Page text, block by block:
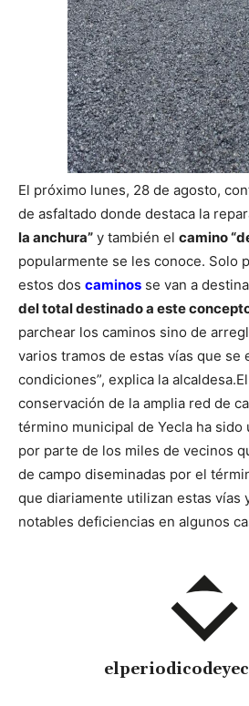
El próximo lunes, 28 de agosto,
de asfaltado donde destaca la
la anchura” y también el camino
popularmente se les conoce. Solo
estos dos caminos se van a
del total destinado a este
parchear los caminos sino de
varios tramos de estas vías que se
condiciones”, explica la alcaldesa.
conservación de la amplia red de
término municipal de Yecla ha sido
por parte de los miles de vecinos
de campo diseminadas por el
que diariamente utilizan estas vías
notables deficiencias en algunos